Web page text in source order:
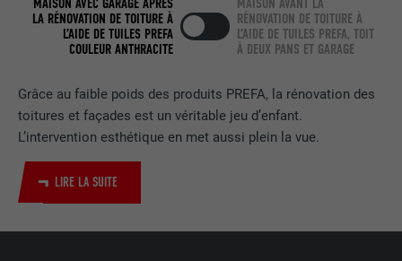
Grâce au faible poids des produits PREFA, la rénovation des
toitures et façades est un véritable jeu d’enfant.
L’intervention esthétique en met aussi plein la vue.
LIRE LA SUITE
MAISON AVEC GARAGE APRÈS
LA RÉNOVATION DE TOITURE À
L’AIDE DE TUILES PREFA
COULEUR ANTHRACITE
MAISON AVANT LA
RÉNOVATION DE TOITURE À
L’AIDE DE TUILES PREFA, TOIT
À DEUX PANS ET GARAGE
EXPIRATION 2 ans
Utilisé par le service de réseau social
services intégrés.